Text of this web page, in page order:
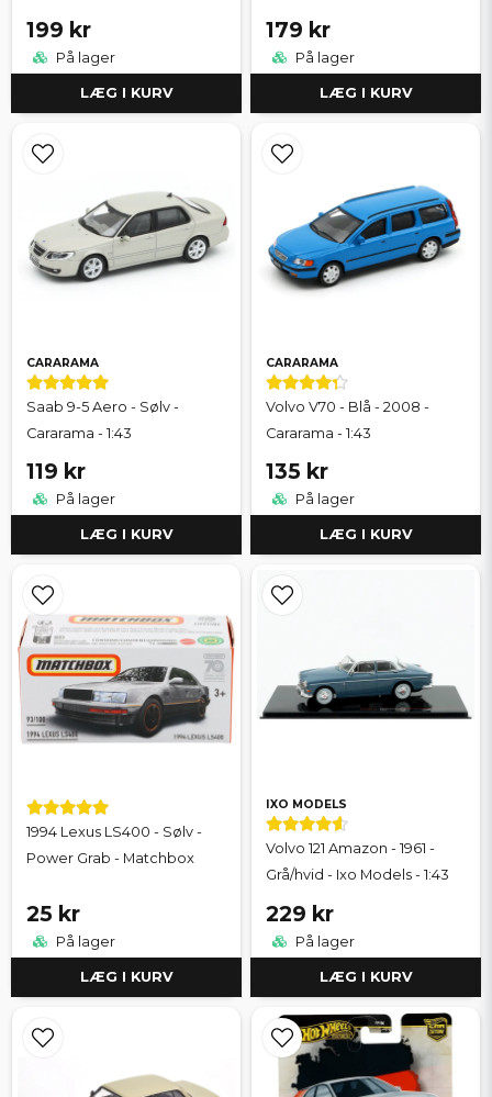
199 kr
På lager
LÆG I KURV
179 kr
På lager
LÆG I KURV
CARARAMA
Saab 9-5 Aero - Sølv -
Cararama - 1:43
119 kr
På lager
LÆG I KURV
CARARAMA
Volvo V70 - Blå - 2008 -
Cararama - 1:43
135 kr
På lager
LÆG I KURV
1994 Lexus LS400 - Sølv -
Power Grab - Matchbox
25 kr
På lager
LÆG I KURV
IXO MODELS
Volvo 121 Amazon - 1961 -
Grå/hvid - Ixo Models - 1:43
229 kr
På lager
LÆG I KURV